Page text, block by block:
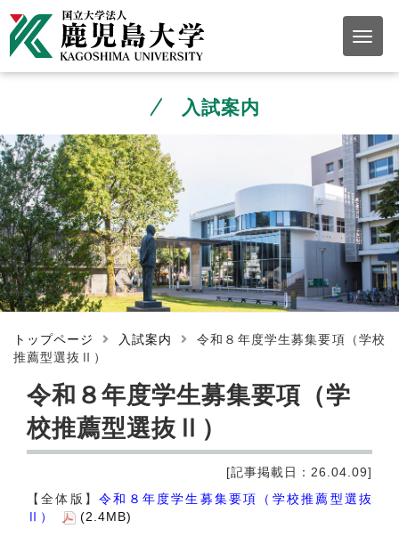
入試案内
トップページ 入試案内
令和８年度学生募集要項（学校
推薦型選抜Ⅱ）
令和８年度学生募集要項（学
校推薦型選抜Ⅱ）
[記事掲載日：26.04.09]
【全体版】令和８年度学生募集要項（学校推薦型選抜
Ⅱ）
(2.4MB)